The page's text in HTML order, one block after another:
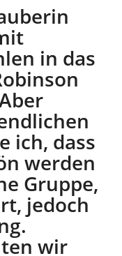
in das
ich, dass
werden
Gruppe,
jedoch
wir